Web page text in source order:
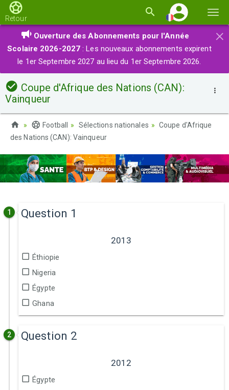
la
Retour
×
Ouverture des Abonnements pour l'Année
Scolaire 2026-2027 : Les nouveaux abonnements expirent
le 1er Septembre 2027 au lieu du 1er Septembre 2026.
Coupe d'Afrique des Nations (CAN):
Vainqueur
Football Sélections nationales
Coupe d'Afrique
des Nations (CAN): Vainqueur
1 Question 1
2013
Éthiopie
Nigeria
Égypte
Ghana
2 Question 2
2012
Égypte